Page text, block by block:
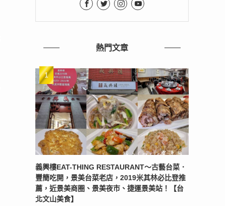
熱門文章
義興樓EAT-THING RESTAURANT〜古藝台菜．
豐簡吃開，景美台菜老店，2019米其林必比登推
薦，近景美商圈、景美夜市、捷運景美站！【台
北文山美食】